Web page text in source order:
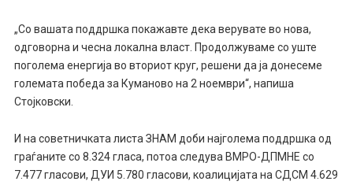
„Со вашата поддршка покажавте дека верувате во нова,
одговорна и чесна локална власт. Продолжуваме со уште
поголема енергија во вториот круг, решени да ја донесеме
големата победа за Куманово на 2 ноември“, напиша
Стојковски.
И на советничката листа ЗНАМ доби најголема поддршка од
граѓаните со 8.324 гласа, потоа следува ВМРО-ДПМНЕ со
7.477 гласови, ДУИ 5.780 гласови, коалицијата на СДСМ 4.629